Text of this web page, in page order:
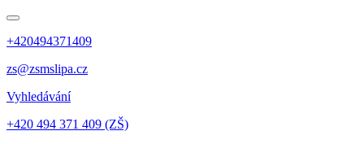
+420494371409
zs@zsmslipa.cz
Vyhledávání
+420 494 371 409 (ZŠ)